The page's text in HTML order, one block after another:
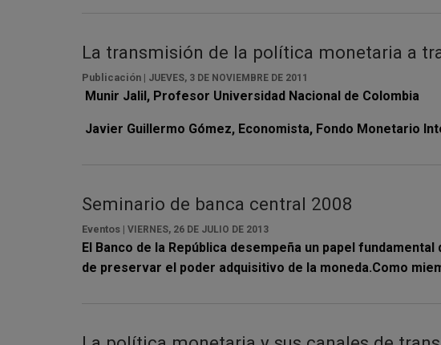
La transmisión de la política monetaria a
Publicación | JUEVES, 3 DE NOVIEMBRE DE 2011
Munir Jalil, Profesor Universidad Nacional de Colombia
Javier Guillermo Gómez, Economista, Fondo Monetario
Seminario de banca central 2008
Eventos | VIERNES, 26 DE JULIO DE 2013
El Banco de la República desempeña un papel
de preservar el poder adquisitivo de la moneda.Como